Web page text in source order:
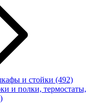
и стойки (492)
и полки, термостаты,